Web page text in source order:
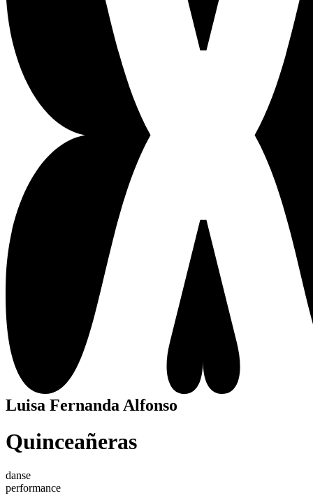
Luisa Fernanda Alfonso
Quinceañeras
danse
performance